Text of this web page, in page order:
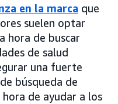
en la marca que
suelen optar
hora de buscar
de salud
una fuerte
búsqueda de
de ayudar a los